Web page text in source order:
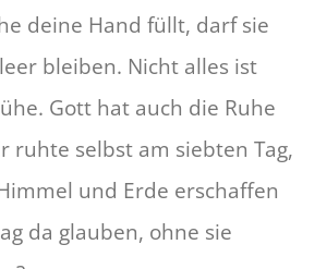
deine Hand füllt, darf sie
bleiben. Nicht alles ist
Gott hat auch die Ruhe
ruhte selbst am siebten Tag,
und Erde erschaffen
da glauben, ohne sie